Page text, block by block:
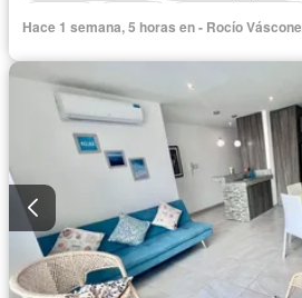
Acceso para personas con
Parcialmente amoblado
Hace 1 semana, 5 horas en - Rocío